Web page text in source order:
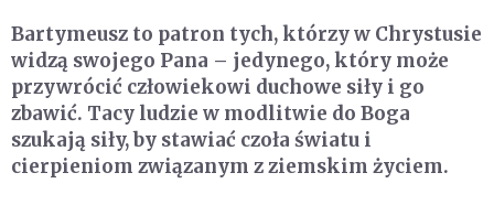
Bartymeusz to patron tych, którzy w Chrystusie
widzą swojego Pana – jedynego, który może
przywrócić człowiekowi duchowe siły i go
zbawić. Tacy ludzie w modlitwie do Boga
szukają siły, by stawiać czoła światu i
cierpieniom związanym z ziemskim życiem.